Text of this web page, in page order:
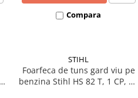
Compara
STIHL
Foarfeca de tuns gard viu pe
benzina Stihl HS 82 T, 1 CP, 60